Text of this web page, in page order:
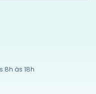
8h às 18h